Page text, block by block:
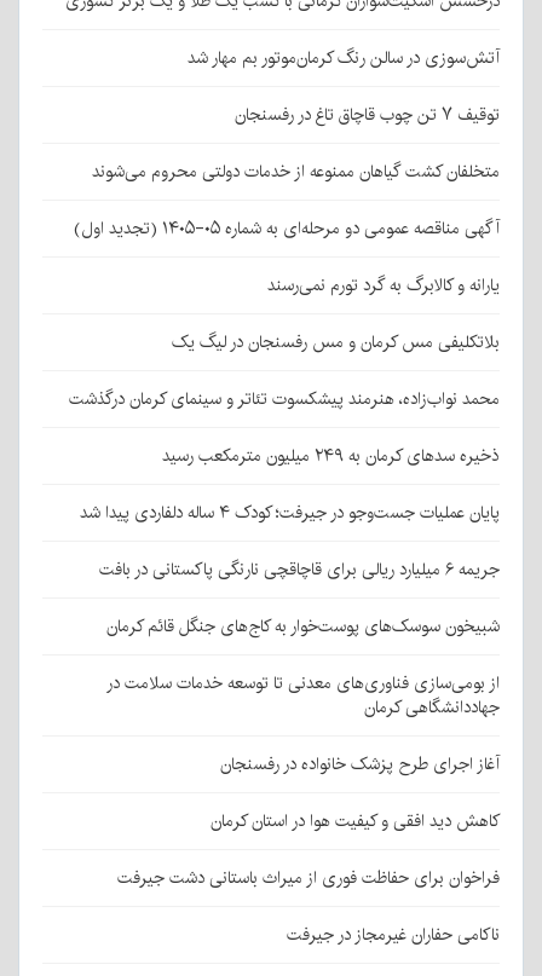
آتش‌سوزی در سالن رنگ کرمان‌موتور بم مهار شد
توقیف ۷ تن چوب قاچاق تاغ در رفسنجان
متخلفان کشت گیاهان ممنوعه از خدمات دولتی محروم می‌شوند
آگهی مناقصه عمومی دو مرحله‌ای به شماره ۰۵-۱۴۰۵ (تجدید اول)
یارانه و کالابرگ به گرد تورم نمی‌رسند
بلاتکلیفی مس کرمان و مس رفسنجان در لیگ یک
محمد نواب‌زاده، هنرمند پیشکسوت تئاتر و سینمای کرمان درگذشت
ذخیره سدهای کرمان به ۲۴۹ میلیون مترمکعب رسید
پایان عملیات جست‌وجو در جیرفت؛ کودک ۴ ساله دلفاردی پیدا شد
جریمه ۶ میلیارد ریالی برای قاچاقچی نارنگی پاکستانی در بافت
شبیخون سوسک‌های پوست‌خوار به کاج‌های جنگل قائم کرمان
از بومی‌سازی فناوری‌های معدنی تا توسعه خدمات سلامت در
جهاددانشگاهی کرمان
آغاز اجرای طرح پزشک خانواده در رفسنجان
کاهش دید افقی و کیفیت هوا در استان کرمان
فراخوان برای حفاظت فوری از میراث باستانی دشت جیرفت
ناکامی حفاران غیرمجاز در جیرفت